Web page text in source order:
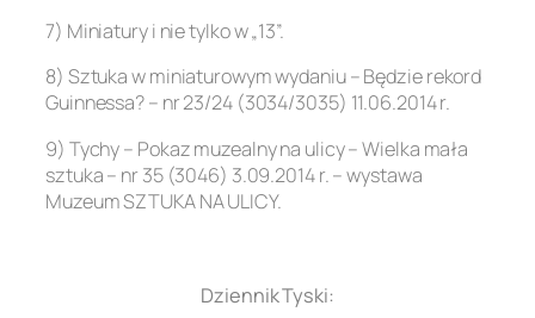
7) Miniatury i nie tylko w „13”.
8) Sztuka w miniaturowym wydaniu – Będzie rekord
Guinnessa? – nr 23/24 (3034/3035) 11.06.2014 r.
9) Tychy – Pokaz muzealny na ulicy – Wielka mała
sztuka – nr 35 (3046) 3.09.2014 r. – wystawa
Muzeum SZTUKA NA ULICY.
Dziennik Tyski: